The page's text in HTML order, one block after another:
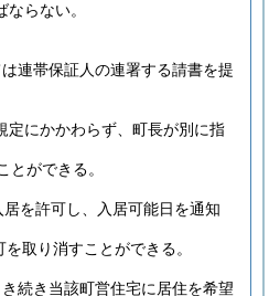
らない。
連帯保証人の連署する請書を提
定にかかわらず、町長が別に指
ができる。
を許可し、入居可能日を通知
取り消すことができる。
続き当該町営住宅に居住を希望